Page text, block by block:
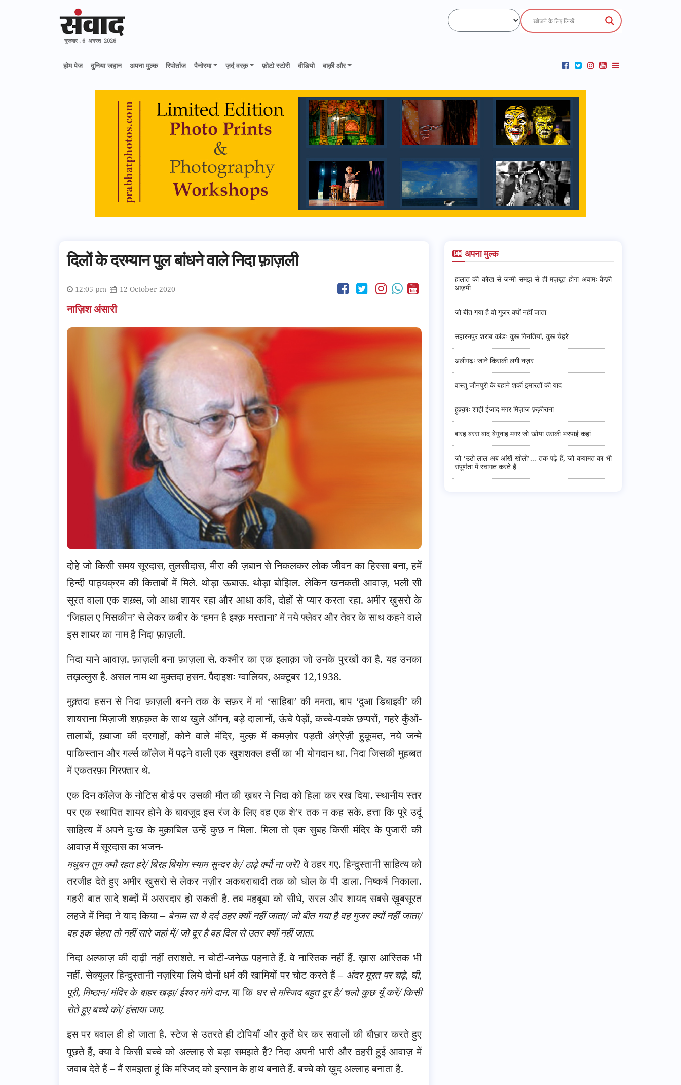
गुरूवार , 6 अगस्त 2026
होम पेज दुनिया जहान अपना मुल्क रिपोर्ताज पैनोरमा ज़र्द वरक़ फ़ोटो स्टोरी वीडियो बाक़ी और
दिलों के दरम्यान पुल बांधने वाले निदा फ़ाज़ली
12:05 pm 12 October 2020
नाज़िश अंसारी
दोहे जो किसी समय सूरदास, तुलसीदास, मीरा की ज़बान से निकलकर लोक जीवन का हिस्सा बना, हमें
हिन्दी पाठ्यक्रम की किताबों में मिले. थोड़ा ऊबाऊ. थोड़ा बोझिल. लेकिन खनकती आवाज़, भली सी
सूरत वाला एक शख़्स, जो आधा शायर रहा और आधा कवि, दोहों से प्यार करता रहा. अमीर ख़ुसरो के
‘जिहाल ए मिसकीन’ से लेकर कबीर के ‘हमन है इश्क़ मस्ताना’ में नये फ्लेवर और तेवर के साथ कहने वाले
इस शायर का नाम है निदा फ़ाज़ली.
निदा याने आवाज़. फ़ाज़ली बना फ़ाज़ला से. कश्मीर का एक इलाक़ा जो उनके पुरखों का है. यह उनका
तख़ल्लुस है. असल नाम था मुक़्तदा हसन. पैदाइशः ग्वालियर, अक्टूबर 12,1938.
मुक़्तदा हसन से निदा फ़ाज़ली बनने तक के सफ़र में मां ‘साहिबा’ की ममता, बाप ‘दुआ डिबाइवी’ की
शायराना मिज़ाजी शफ़क़त के साथ खुले आँगन, बड़े दालानों, ऊंचे पेड़ों, कच्चे-पक्के छप्परों, गहरे कुँओं-
तालाबों, ख़्वाजा की दरगाहों, कोने वाले मंदिर, मुल्क़ में कमज़ोर पड़ती अंग्रेज़ी हुकूमत, नये जन्मे
पाकिस्तान और गर्ल्स कॉलेज में पढ़ने वाली एक ख़ुशशक्ल हसीं का भी योगदान था. निदा जिसकी मुहब्बत
में एकतरफ़ा गिरफ़्तार थे.
एक दिन कॉलेज के नोटिस बोर्ड पर उसकी मौत की ख़बर ने निदा को हिला कर रख दिया. स्थानीय स्तर
पर एक स्थापित शायर होने के बावजूद इस रंज के लिए वह एक शे’र तक न कह सके. हत्ता कि पूरे उर्दू
साहित्य में अपने दुःख के मुक़ाबिल उन्हें कुछ न मिला. मिला तो एक सुबह किसी मंदिर के पुजारी की
आवाज़ में सूरदास का भजन-
मधुबन तुम क्यौ रहत हरे/ बिरह बियोग स्याम सुन्दर के/ ठाढ़े क्यौं ना जरे? वे ठहर गए. हिन्दुस्तानी साहित्य को
तरजीह देते हुए अमीर ख़ुसरो से लेकर नज़ीर अकबराबादी तक को घोल के पी डाला. निष्कर्ष निकाला.
गहरी बात सादे शब्दों में असरदार हो सकती है. तब महबूबा को सीधे, सरल और शायद सबसे ख़ूबसूरत
लहजे में निदा ने याद किया – बेनाम सा ये दर्द ठहर क्यों नहीं जाता/ जो बीत गया है वह गुजर क्यों नहीं जाता/
वह इक चेहरा तो नहीं सारे जहां में/ जो दूर है वह दिल से उतर क्यों नहीं जाता.
निदा अल्फाज़ की दाढ़ी नहीं तराशते. न चोटी-जनेऊ पहनाते हैं. वे नास्तिक नहीं हैं. ख़ास आस्तिक भी
नहीं. सेक्यूलर हिन्दुस्तानी नज़रिया लिये दोनों धर्म की खामियों पर चोट करते हैं – अंदर मूरत पर चढ़े, घी,
पूरी, मिष्ठान/ मंदिर के बाहर खड़ा/ ईश्वर मांगे दान. या कि घर से मस्जिद बहुत दूर है/ चलो कुछ यूँ करें/ किसी
रोते हुए बच्चे को/ हंसाया जाए.
इस पर बवाल ही हो जाता है. स्टेज से उतरते ही टोपियाँ और कुर्ते घेर कर सवालों की बौछार करते हुए
पूछते हैं, क्या वे किसी बच्चे को अल्लाह से बड़ा समझते हैं? निदा अपनी भारी और ठहरी हुई आवाज़ में
जवाब देते हैं – मैं समझता हूं कि मस्जिद को इन्सान के हाथ बनाते हैं. बच्चे को ख़ुद अल्लाह बनाता है.
अपना मुल्क
हालात की कोख से जन्मी समझ से ही मज़बूत होगा अवामः कैफ़ी
आज़मी
जो बीत गया है वो गुज़र क्यों नहीं जाता
सहारनपुर शराब कांडः कुछ गिनतियां, कुछ चेहरे
अलीगढ़ः जाने किसकी लगी नज़र
वास्तु जौनपुरी के बहाने शर्की इमारतों की याद
हुक़्क़ाः शाही ईजाद मगर मिज़ाज फ़क़ीराना
बारह बरस बाद बेगुनाह मगर जो खोया उसकी भरपाई कहां
जो ‘उठो लाल अब आंखें खोलो’... तक पढ़े हैं, जो क़यामत का भी
संपूर्णता में स्वागत करते हैं